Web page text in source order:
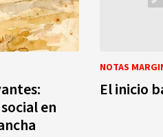
en
NOTAS
El inicio